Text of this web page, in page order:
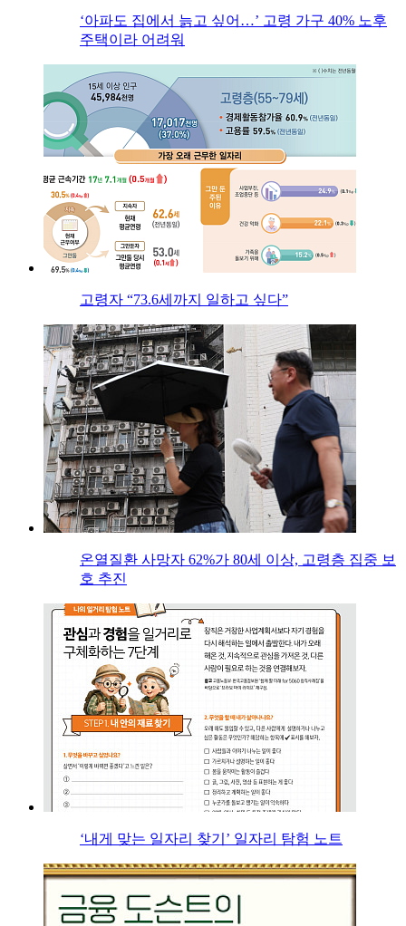
‘아파도 집에서 늙고 싶어…’ 고령 가구 40% 노후
주택이라 어려워
고령자 “73.6세까지 일하고 싶다”
온열질환 사망자 62%가 80세 이상, 고령층 집중 보
호 추진
‘내게 맞는 일자리 찾기’ 일자리 탐험 노트